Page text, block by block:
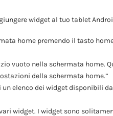
widget al tuo tablet
home premendo il tasto
vuoto nella schermata home.
della schermata home.”
un elenco dei widget disponibili
widget. I widget sono